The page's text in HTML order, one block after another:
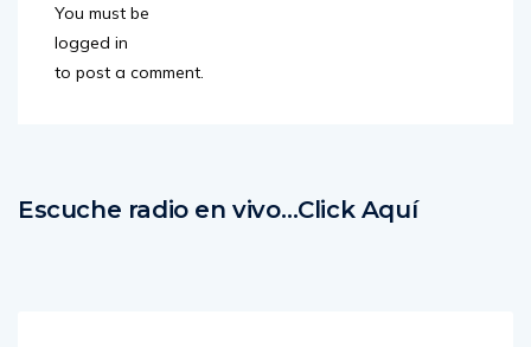
You must be
logged in
to post a comment.
Escuche radio en vivo…Click Aquí